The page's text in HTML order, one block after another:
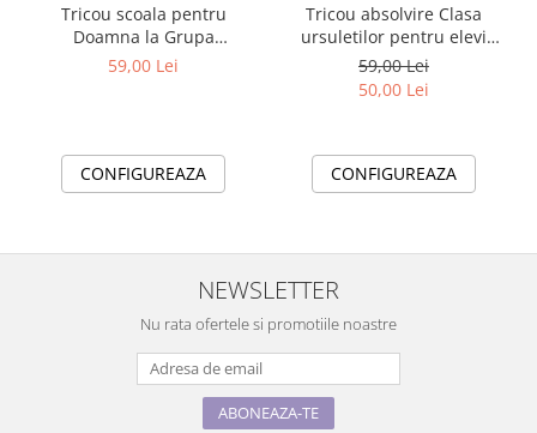
Tricou scoala pentru
Doamna la Grupa
boboceilor– cadou
59,00 Lei
CONFIGUREAZA
Tricou absolvire Clasa
ursuletilor pentru elevi
clasa 4 sau gradinita
ABS1080
59,00 Lei
50,00 Lei
CONFIGUREAZA
NEWSLETTER
Nu rata ofertele si promotiile noastre